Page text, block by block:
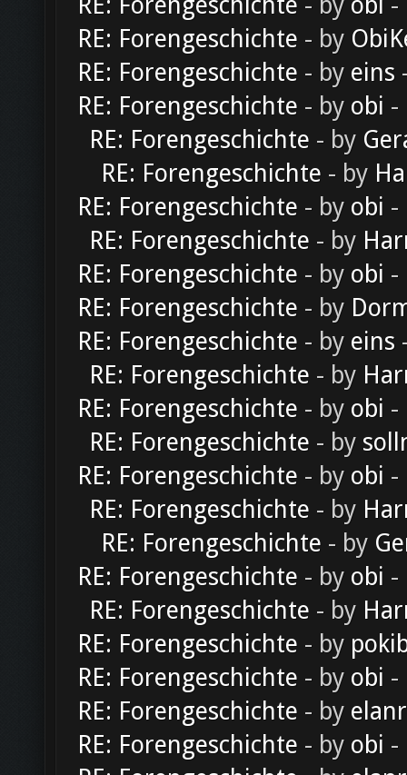
RE: Forengeschichte - by
RE: Forengeschichte - by eins
RE: Forengeschichte - by obi -
RE: Forengeschichte - by
RE: Forengeschichte - by
RE: Forengeschichte - by obi -
RE: Forengeschichte - by
RE: Forengeschichte - by obi -
RE: Forengeschichte - by
RE: Forengeschichte - by eins
RE: Forengeschichte - by
RE: Forengeschichte - by obi -
RE: Forengeschichte - by
RE: Forengeschichte - by obi -
RE: Forengeschichte - by
RE: Forengeschichte - by
RE: Forengeschichte - by obi -
RE: Forengeschichte - by
RE: Forengeschichte - by
RE: Forengeschichte - by obi -
RE: Forengeschichte - by
RE: Forengeschichte - by obi -